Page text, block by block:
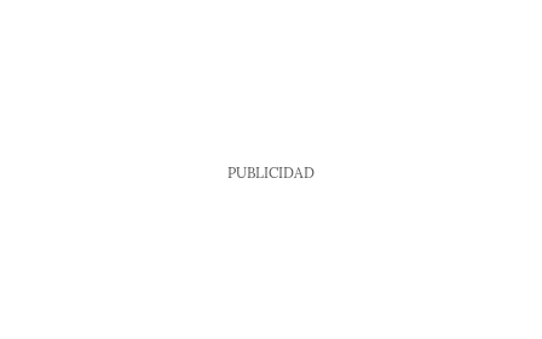
PUBLICIDAD